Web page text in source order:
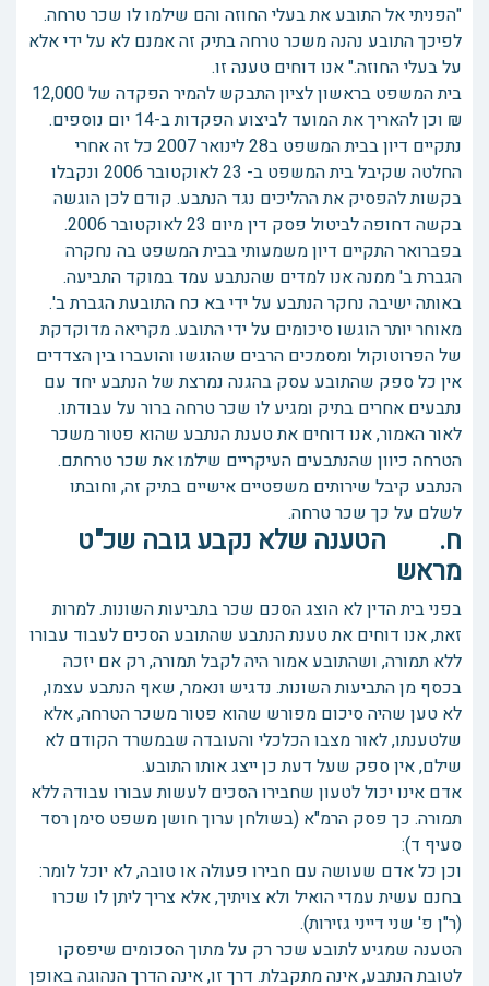
"הפניתי אל התובע את בעלי החוזה והם שילמו לו שכר טרחה.
לפיכך התובע נהנה משכר טרחה בתיק זה אמנם לא על ידי אלא
על בעלי החוזה." אנו דוחים טענה זו.
בית המשפט בראשון לציון התבקש להמיר הפקדה של 12,000
₪ וכן להאריך את המועד לביצוע הפקדות ב-14 יום נוספים.
נתקיים דיון בבית המשפט ב28 לינואר 2007 כל זה אחרי
החלטה שקיבל בית המשפט ב- 23 לאוקטובר 2006 ונקבלו
בקשות להפסיק את ההליכים נגד הנתבע. קודם לכן הוגשה
בקשה דחופה לביטול פסק דין מיום 23 לאוקטובר 2006.
בפברואר התקיים דיון משמעותי בבית המשפט בה נחקרה
הגברת ב' ממנה אנו למדים שהנתבע עמד במוקד התביעה.
באותה ישיבה נחקר הנתבע על ידי בא כח התובעת הגברת ב'.
מאוחר יותר הוגשו סיכומים על ידי התובע. מקריאה מדוקדקת
של הפרוטוקול ומסמכים הרבים שהוגשו והועברו בין הצדדים
אין כל ספק שהתובע עסק בהגנה נמרצת של הנתבע יחד עם
נתבעים אחרים בתיק ומגיע לו שכר טרחה ברור על עבודתו.
לאור האמור, אנו דוחים את טענת הנתבע שהוא פטור משכר
הטרחה כיוון שהנתבעים העיקריים שילמו את שכר טרחתם.
הנתבע קיבל שירותים משפטיים אישיים בתיק זה, וחובתו
לשלם על כך שכר טרחה.
ח. הטענה שלא נקבע גובה שכ"ט
מראש
בפני בית הדין לא הוצג הסכם שכר בתביעות השונות. למרות
זאת, אנו דוחים את טענת הנתבע שהתובע הסכים לעבוד עבורו
ללא תמורה, ושהתובע אמור היה לקבל תמורה, רק אם יזכה
בכסף מן התביעות השונות. נדגיש ונאמר, שאף הנתבע עצמו,
לא טען שהיה סיכום מפורש שהוא פטור משכר הטרחה, אלא
שלטענתו, לאור מצבו הכלכלי והעובדה שבמשרד הקודם לא
שילם, אין ספק שעל דעת כן ייצג אותו התובע.
אדם אינו יכול לטעון שחבירו הסכים לעשות עבורו עבודה ללא
תמורה. כך פסק הרמ"א (בשולחן ערוך חושן משפט סימן רסד
סעיף ד):
וכן כל אדם שעושה עם חבירו פעולה או טובה, לא יוכל לומר:
בחנם עשית עמדי הואיל ולא צויתיך, אלא צריך ליתן לו שכרו
(ר"ן פ' שני דייני גזירות).
הטענה שמגיע לתובע שכר רק על מתוך הסכומים שיפסקו
לטובת הנתבע, אינה מתקבלת. דרך זו, אינה הדרך הנהוגה באופן